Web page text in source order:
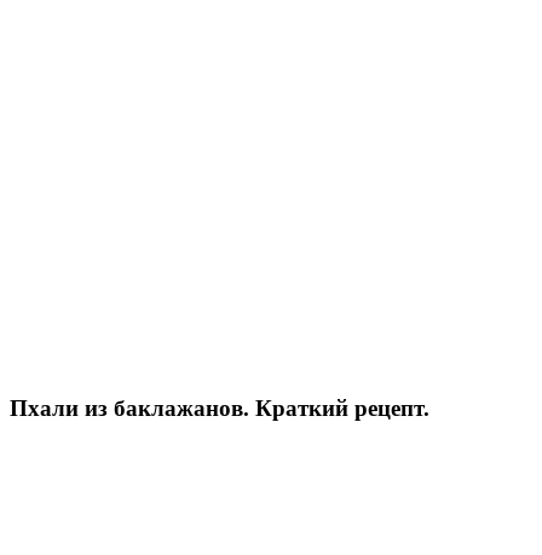
Пхали из баклажанов. Краткий рецепт.